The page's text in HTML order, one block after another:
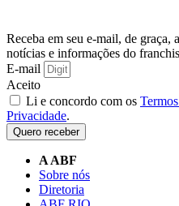
Receba em seu e-mail, de
notícias e informações do
E-mail
Aceito
Li e concordo com os
Privacidade.
Quero receber
A ABF
Sobre nós
Diretoria